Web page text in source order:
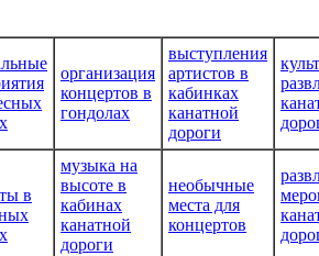
организация
концертов в
гондолах
выступления
артистов в
кабинках
канатной
дороги
в
музыка на
высоте в
кабинах
канатной
дороги
необычные
места для
концертов